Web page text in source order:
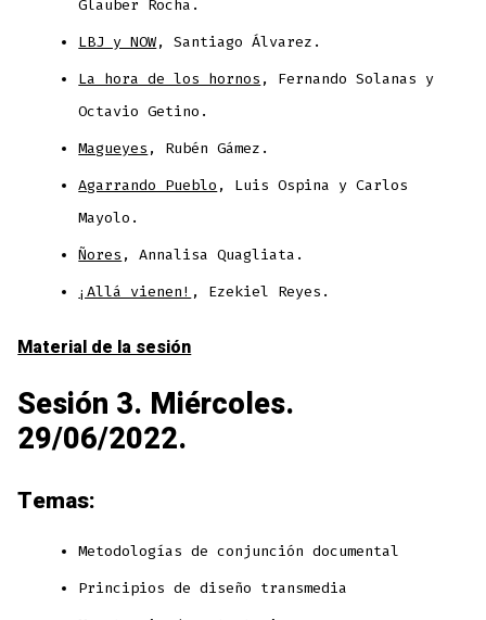
Glauber Rocha.
LBJ y NOW, Santiago Álvarez.
La hora de los hornos , Fernando Solanas y
Octavio Getino.
Magueyes , Rubén Gámez.
Agarrando Pueblo , Luis Ospina y Carlos
Mayolo.
Ñores , Annalisa Quagliata.
¡Allá vienen! , Ezekiel Reyes.
Material de la sesión
Sesión 3. Miércoles.
29/06/2022.
Temas:
Metodologías de conjunción documental
Principios de diseño transmedia